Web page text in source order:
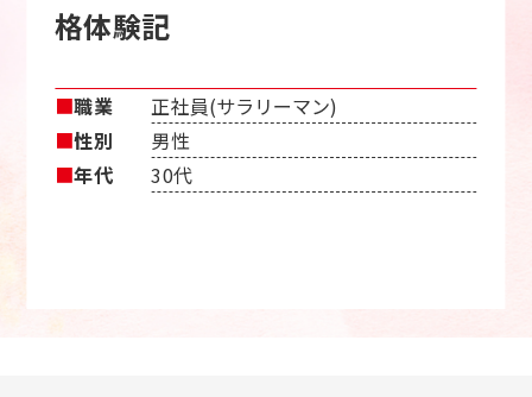
格体験記
■職業
正社員(サラリーマン)
■性別
男性
■年代 30代